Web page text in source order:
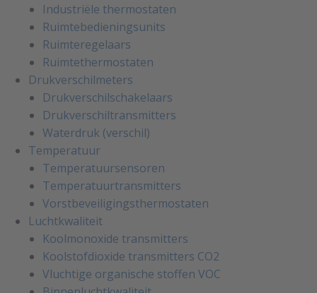
Industriële thermostaten
Ruimtebedieningsunits
Ruimteregelaars
Ruimtethermostaten
Drukverschilmeters
Drukverschilschakelaars
Drukverschiltransmitters
Waterdruk (verschil)
Temperatuur
Temperatuursensoren
Temperatuurtransmitters
Vorstbeveiligingsthermostaten
Luchtkwaliteit
Koolmonoxide transmitters
Koolstofdioxide transmitters CO2
Vluchtige organische stoffen VOC